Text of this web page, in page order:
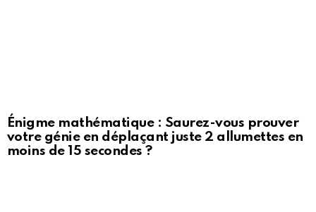
Énigme mathématique : Saurez-vous prouver
votre génie en déplaçant juste 2 allumettes en
moins de 15 secondes ?